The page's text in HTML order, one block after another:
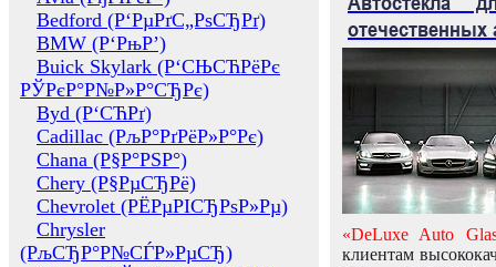
Bedford (Р‘РµРґС„РѕСЂРґ)
BMW (Р‘РњР’)
Buick Skylark (Р‘СЊСЋРёРє
РЎРєР°Р№Р»Р°СЂРє)
Byd (Р‘СЋРґ)
Cadillac (РљР°РґРёР»Р°Рє)
Chana (Р§Р°РЅР°)
Chery (Р§РµСЂРё)
Chevrolet (РЁРµРІСЂРѕР»Рµ)
Chrysler
(РљСЂР°Р№СЃР»РµСЂ)
отечественных
«DeLuxe Auto
клиентам